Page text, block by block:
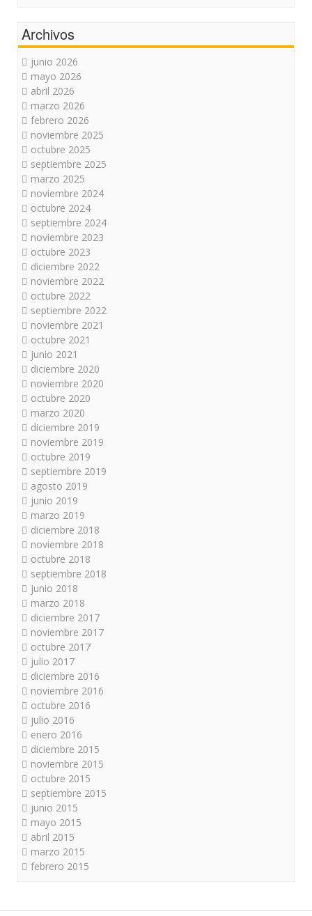
Archivos
junio 2026
mayo 2026
abril 2026
marzo 2026
febrero 2026
noviembre 2025
octubre 2025
septiembre 2025
marzo 2025
noviembre 2024
octubre 2024
septiembre 2024
noviembre 2023
octubre 2023
diciembre 2022
noviembre 2022
octubre 2022
septiembre 2022
noviembre 2021
octubre 2021
junio 2021
diciembre 2020
noviembre 2020
octubre 2020
marzo 2020
diciembre 2019
noviembre 2019
octubre 2019
septiembre 2019
agosto 2019
junio 2019
marzo 2019
diciembre 2018
noviembre 2018
octubre 2018
septiembre 2018
junio 2018
marzo 2018
diciembre 2017
noviembre 2017
octubre 2017
julio 2017
diciembre 2016
noviembre 2016
octubre 2016
julio 2016
enero 2016
diciembre 2015
noviembre 2015
octubre 2015
septiembre 2015
junio 2015
mayo 2015
abril 2015
marzo 2015
febrero 2015